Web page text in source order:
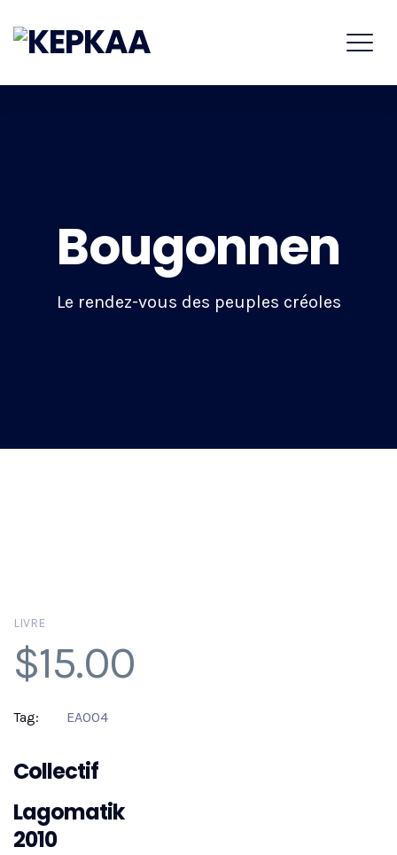
Bougonnen
Le rendez-vous des peuples créoles
LIVRE
$15.00
Tag: EA004
Collectif
Lagomatik
2010